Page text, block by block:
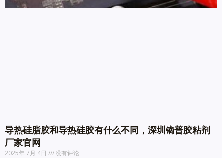
导热硅脂胶和导热硅胶有什么不同，深圳镝普胶粘剂
厂家官网
2025年 7月 4日 没有评论